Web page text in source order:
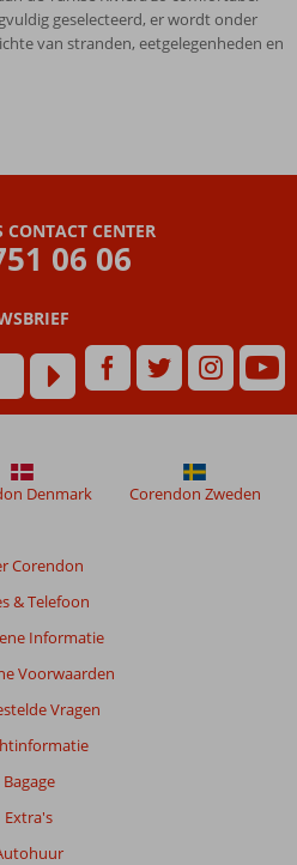
geselecteerd, er wordt onder
van stranden, eetgelegenheden en
CENTER
06 06
Corendon
& Telefoon
Informatie
Voorwaarden
Vragen
Bagage
Extra's
Denmark Corendon Zweden